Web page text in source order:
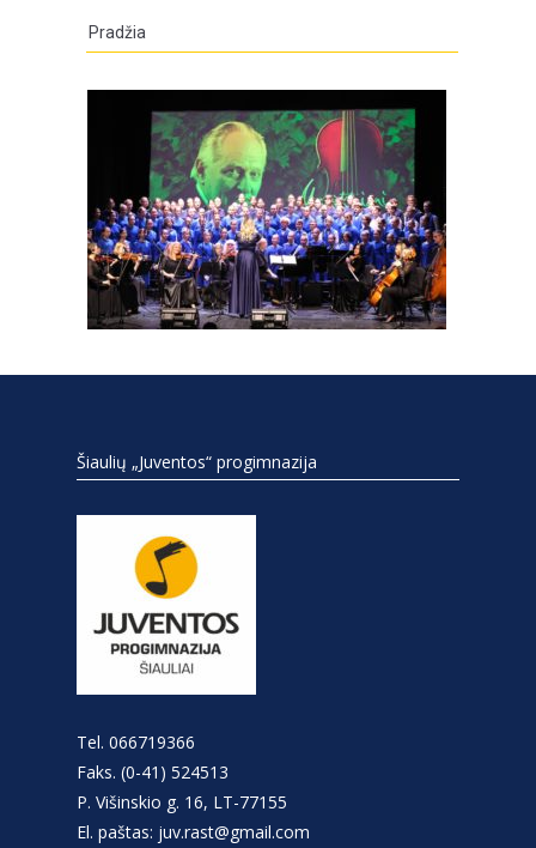
Pradžia
Šiaulių „Juventos“ progimnazija
Tel. 066719366
Faks. (0-41) 524513
P. Višinskio g. 16, LT-77155
El. paštas: juv.rast@gmail.com